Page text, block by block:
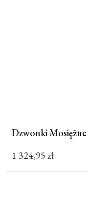
Dzwonki
1 324,95zł